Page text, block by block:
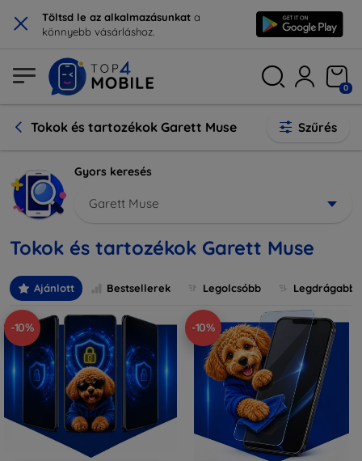
× Töltsd le az alkalmazásunkat a
könnyebb vásárláshoz.
0
Tokok és tartozékok Garett Muse Szűrés
Gyors keresés
Garett Muse
Tokok és tartozékok Garett Muse
Ajánlott Bestsellerek Legolcsóbb Legdrágabb
-10% -10%